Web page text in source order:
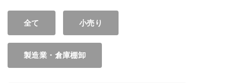
全て 小売り
製造業・倉庫棚卸